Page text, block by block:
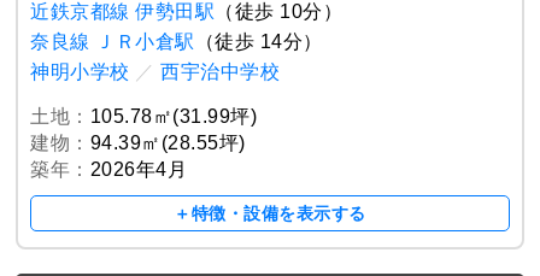
近鉄京都線 伊勢田駅 （徒歩 10分）
奈良線 ＪＲ小倉駅
（徒歩 14分）
神明小学校 ／ 西宇治中学校
土地： 105.78㎡(31.99坪)
建物： 94.39㎡(28.55坪)
築年： 2026年4月
＋特徴・設備を表示する